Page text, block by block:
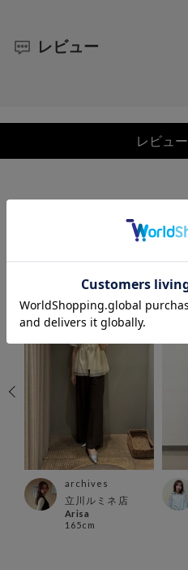
レビュー
レビュ
archives
立川ルミネ店
Arisa
165cm